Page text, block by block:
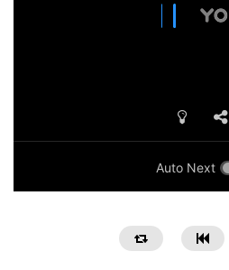
Auto Next